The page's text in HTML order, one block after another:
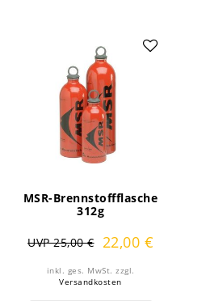
MSR-Brennstoffflasche
312g
UVP 25,00 € 22,00 €
inkl. ges. MwSt. zzgl.
Versandkosten